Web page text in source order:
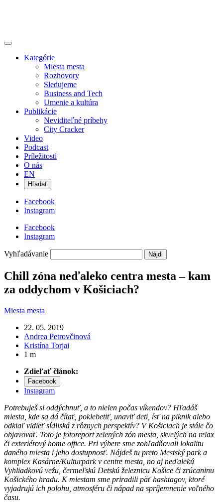
Kategórie
Miesta mesta
Rozhovory
Sledujeme
Business and Tech
Umenie a kultúra
Publikácie
Neviditeľné príbehy
City Cracker
Video
Podcast
Príležitosti
O nás
EN
Hľadať
Facebook
Instagram
Facebook
Instagram
Vyhľadávanie
Chill zóna neďaleko centra mesta – kam
za oddychom v Košiciach?
Miesta mesta
22. 05. 2019
Andrea Petrovčinová
Kristína Torjai
1 m
Zdieľať článok:
Facebook
Instagram
Potrebuješ si oddýchnuť, a to nielen počas víkendov? Hľadáš
miesta, kde sa dá čítať, poklebetiť, unaviť deti, ísť na piknik alebo
odkiaľ vidieť sídliská z rôznych perspektív? V Košiciach je stále čo
objavovať. Toto je fotoreport zelených zón mesta, skvelých na relax
či exteriérový home office. Pri výbere sme zohľadňovali lokalitu
daného miesta i jeho dostupnosť. Nájdeš tu preto Mestský park a
komplex Kasárne/Kulturpark v centre mesta, no aj neďalekú
Vyhliadkovú vežu, čermeľskú Detskú železnicu Košice či zrúcaninu
Košického hradu. K miestam sme priradili päť hashtagov, ktoré
vyjadrujú ich polohu, atmosféru či nápad na spríjemnenie voľného
času.